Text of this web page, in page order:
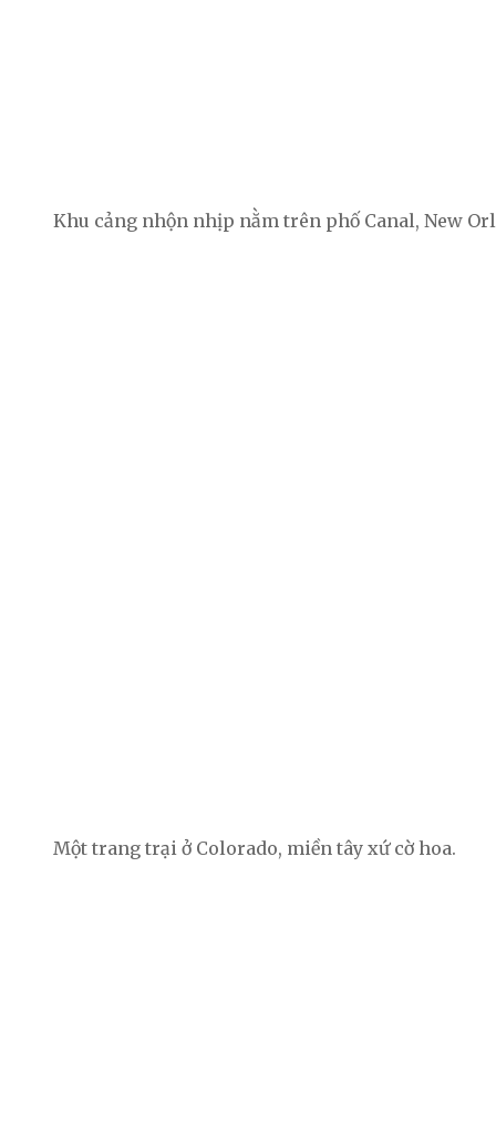
Khu cảng nhộn nhịp nằm trên phố Canal, New
Một trang trại ở Colorado, miền tây xứ cờ hoa.